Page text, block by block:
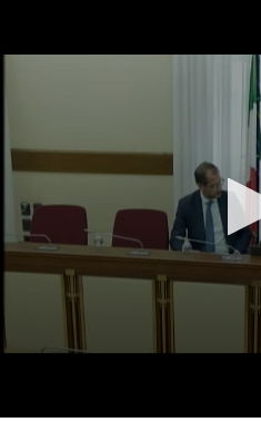
WebTV
Contenuto
Fine contenuto
Vai al contenuto principale Vai al